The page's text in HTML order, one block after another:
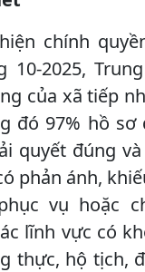
chính
10-2025,
của xã tiếp
đó 97% hồ
quyết đúng
phản ánh,
vụ hoặc
lĩnh vực có
thực, hộ tịch,